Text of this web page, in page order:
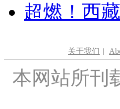
超燃！西
关于我们 |
本网站所刊